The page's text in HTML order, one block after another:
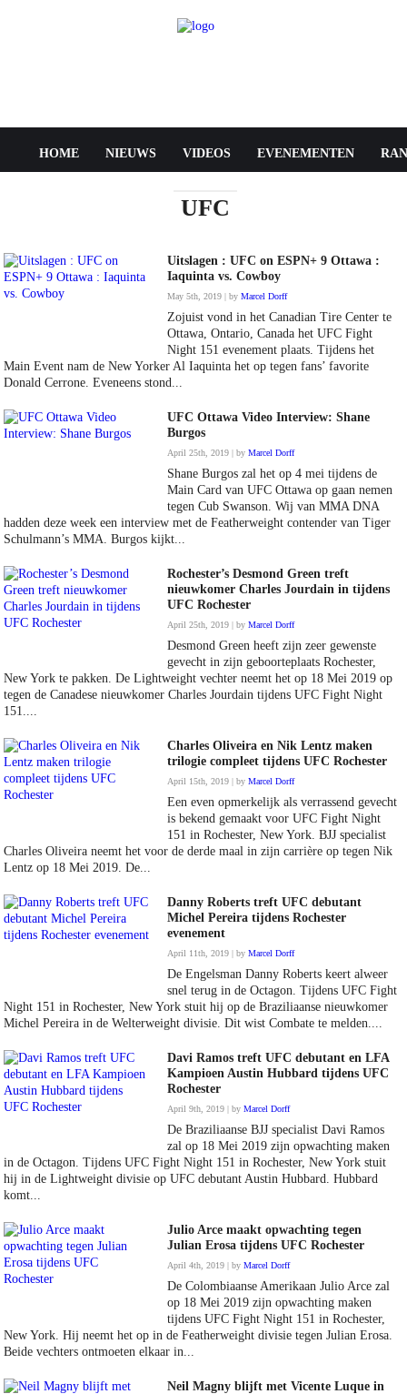
HOME NIEUWS VIDEOS EVENEMENTEN
UFC
Uitslagen : UFC on ESPN+ 9 Ottawa :
Iaquinta vs. Cowboy
May 5th, 2019 | byMarcel Dorff
Zojuist vond in het Canadian Tire Center te
Ottawa, Ontario, Canada het UFC Fight
Night 151 evenement plaats. Tijdens het
Main Event nam de New Yorker Al Iaquinta het op tegen fans’ favorite
Donald Cerrone. Eveneens stond...
UFC Ottawa Video Interview: Shane
Burgos
April 25th, 2019 | byMarcel Dorff
Shane Burgos zal het op 4 mei tijdens de
Main Card van UFC Ottawa op gaan nemen
tegen Cub Swanson. Wij van MMA DNA
hadden deze week een interview met de Featherweight contender van Tiger
Schulmann’s MMA. Burgos kijkt...
Rochester’s Desmond Green treft
nieuwkomer Charles Jourdain in tijdens
UFC Rochester
April 25th, 2019 | byMarcel Dorff
Desmond Green heeft zijn zeer gewenste
gevecht in zijn geboorteplaats Rochester,
New York te pakken. De Lightweight vechter neemt het op 18 Mei 2019 op
tegen de Canadese nieuwkomer Charles Jourdain tijdens UFC Fight Night
151....
Charles Oliveira en Nik Lentz maken
trilogie compleet tijdens UFC Rochester
April 15th, 2019 | byMarcel Dorff
Een even opmerkelijk als verrassend gevecht
is bekend gemaakt voor UFC Fight Night
151 in Rochester, New York. BJJ specialist
Charles Oliveira neemt het voor de derde maal in zijn carrière op tegen Nik
Lentz op 18 Mei 2019. De...
Danny Roberts treft UFC debutant
Michel Pereira tijdens Rochester
evenement
April 11th, 2019 | byMarcel Dorff
De Engelsman Danny Roberts keert alweer
snel terug in de Octagon. Tijdens UFC Fight
Night 151 in Rochester, New York stuit hij op de Braziliaanse nieuwkomer
Michel Pereira in de Welterweight divisie. Dit wist Combate te melden....
Davi Ramos treft UFC debutant en LFA
Kampioen Austin Hubbard tijdens UFC
Rochester
April 9th, 2019 | byMarcel Dorff
De Braziliaanse BJJ specialist Davi Ramos
zal op 18 Mei 2019 zijn opwachting maken
in de Octagon. Tijdens UFC Fight Night 151 in Rochester, New York stuit
hij in de Lightweight divisie op UFC debutant Austin Hubbard. Hubbard
komt...
Julio Arce maakt opwachting tegen
Julian Erosa tijdens UFC Rochester
April 4th, 2019 | byMarcel Dorff
De Colombiaanse Amerikaan Julio Arce zal
op 18 Mei 2019 zijn opwachting maken
tijdens UFC Fight Night 151 in Rochester,
New York. Hij neemt het op in de Featherweight divisie tegen Julian Erosa.
Beide vechters ontmoeten elkaar in...
Neil Magny blijft met Vicente Luque in